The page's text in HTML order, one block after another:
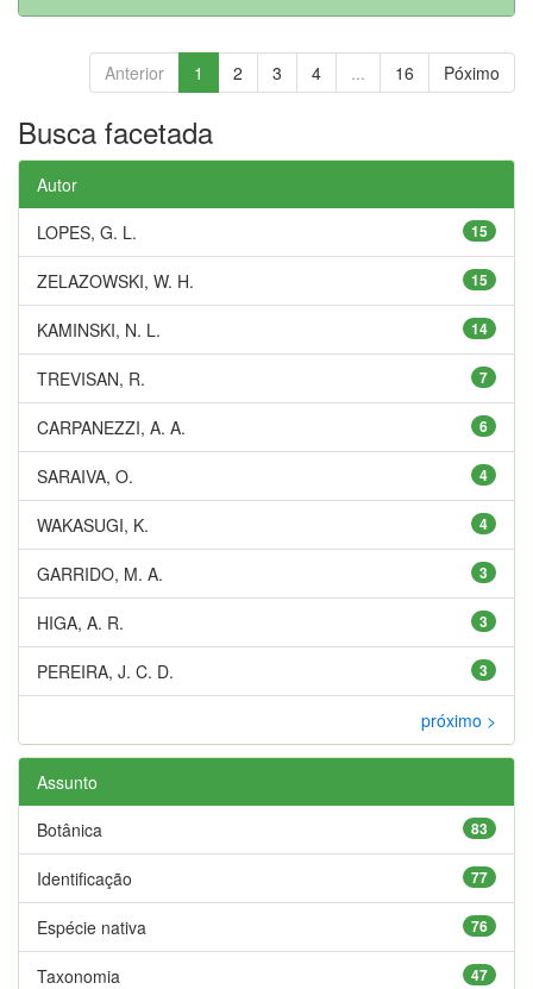
Anterior 1 2 3 4 ... 16 Póximo
Busca facetada
Autor
15
LOPES, G. L.
15
ZELAZOWSKI, W. H.
14
KAMINSKI, N. L.
7
TREVISAN, R.
6
CARPANEZZI, A. A.
4
SARAIVA, O.
4
WAKASUGI, K.
3
GARRIDO, M. A.
3
HIGA, A. R.
3
PEREIRA, J. C. D.
próximo >
Assunto
83
Botânica
77
Identificação
76
Espécie nativa
47
Taxonomia